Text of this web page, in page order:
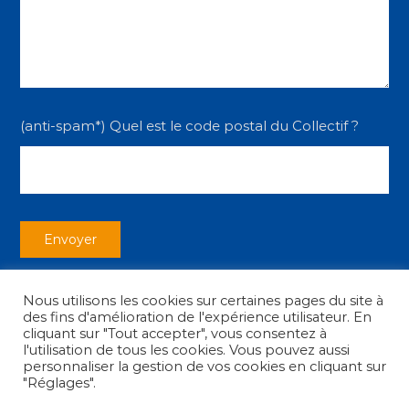
(anti-spam*) Quel est le code postal du Collectif ?
Copyright © 2026Collectif des Associations|Mentions légales
Nous utilisons les cookies sur certaines pages du site à
des fins d'amélioration de l'expérience utilisateur. En
cliquant sur "Tout accepter", vous consentez à
l'utilisation de tous les cookies. Vous pouvez aussi
personnaliser la gestion de vos cookies en cliquant sur
"Réglages".